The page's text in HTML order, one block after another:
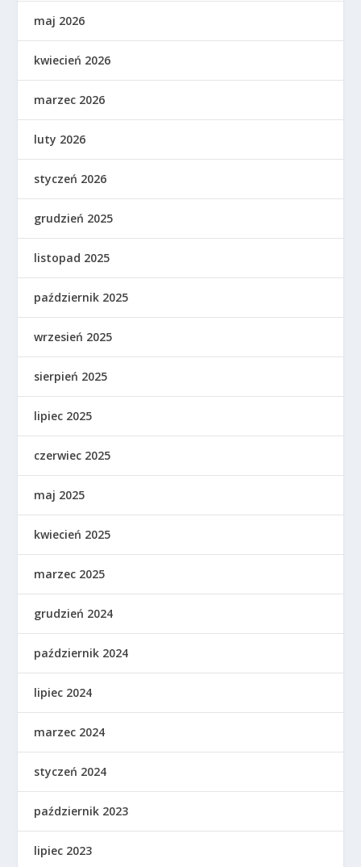
maj 2026
kwiecień 2026
marzec 2026
luty 2026
styczeń 2026
grudzień 2025
listopad 2025
październik 2025
wrzesień 2025
sierpień 2025
lipiec 2025
czerwiec 2025
maj 2025
kwiecień 2025
marzec 2025
grudzień 2024
październik 2024
lipiec 2024
marzec 2024
styczeń 2024
październik 2023
lipiec 2023